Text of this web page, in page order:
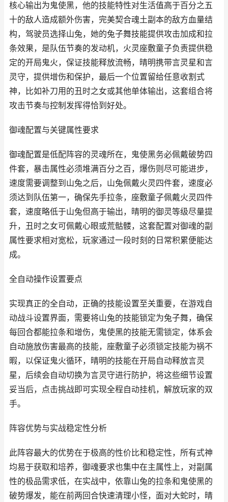
核心输出为鬼使黑，他的技能特性对生活值高于百分之五
十的敌人造成额外伤害，完美契合魂土副本的敌方血量结
构，驾驶员选择山兔，她的兔子舞技能提供攻击加成和拉
条效果，是队伍节奏的发动机，火灵座敷童子负责提供稳
定的开局鬼火，保证技能释放流畅，晴明携带言灵星和言
灵守，提供增伤和保护，最后一个位置留给任意收割式
神，比如补刀用的丑时之女或其他单体输出，这套组合将
攻击节奏与控制发挥得恰到好处。
御魂配置与关键属性要求
御魂配置是低配阵容的灵魂所在，鬼使黑务必佩戴破势四
件套，暴击属性必须堆满百分之百，爆伤则尽可能进步，
速度需要调整到山兔之后，山兔佩戴火灵四件套，速度必
须达到队伍第一，确保先手拉条，座敷童子佩戴火灵四件
套，速度略低于山兔但高于输出，晴明的御灵等级尽量提
升，丑时之女可佩戴心眼或荒骷髅，这套配置对御魂的副
属性要求相对宽松，玩家通过一段时刻的日常积累便能达
成。
全自动操作设置要点
实现真正的全自动，正确的技能设置至关重要，在游戏自
动战斗设置界面，需要将山兔的技能锁定为兔子舞，确保
每回合都能拉条和增伤，鬼使黑的技能无需锁定，体系会
自动施放伤害最高的技能，座敷童子必须锁定技能为祸不
暇，以保证鬼火循环，晴明的技能在开局自动释放言灵
星，后续会自动切换为言灵守进行防护，将这些细节设置
妥当后，点击挑战即可实现全程自动挂机，解放玩家的双
手。
阵容优势与实战稳定性分析
此阵容最大的优势在于极高的性价比和稳定性，所有式神
均易于获取和培养，御魂要求也集中在主属性上，对副属
性的极品需求低，在实战中，依靠山兔的拉条和鬼使黑的
破势爆发，能在前两回合快速清理小怪，面对大蛇时，晴